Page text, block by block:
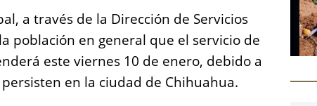
a través de la Dirección de Servicios
población en general que el servicio de
este viernes 10 de enero, debido a
en la ciudad de Chihuahua.